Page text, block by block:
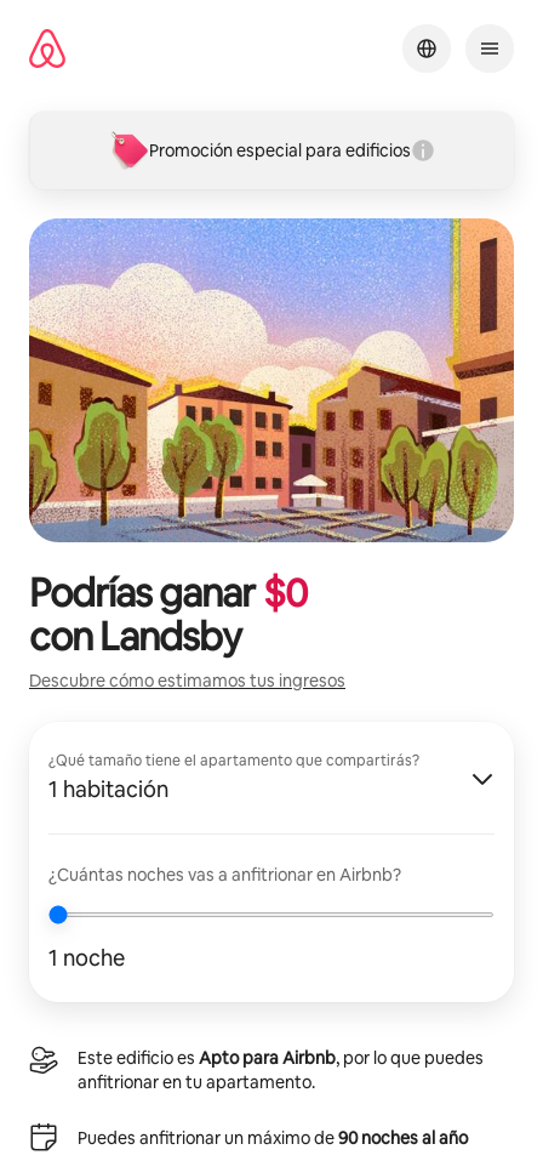
contenido
Promoción especial para edificios
Podrías ganar$0
conLandsby
Descubre cómo estimamos tus ingresos
¿Qué tamaño tiene el apartamento que compartirás?
1 habitación
¿Cuántas noches vas a anfitrionar en Airbnb?
1 noche
Este edificio es Apto para Airbnb, por lo que puedes
anfitrionar en tu apartamento.
Puedes anfitrionar un máximo de90 noches al año